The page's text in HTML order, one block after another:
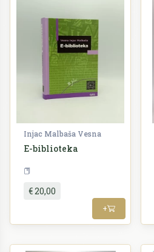
Injac Malbaša Vesna
E-biblioteka
€ 20,00
+